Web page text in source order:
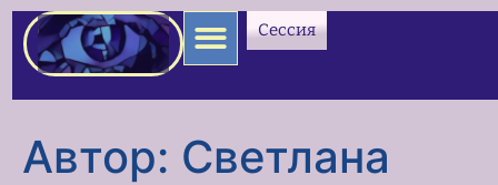
содержимому
Сессия
Автор: Светлана